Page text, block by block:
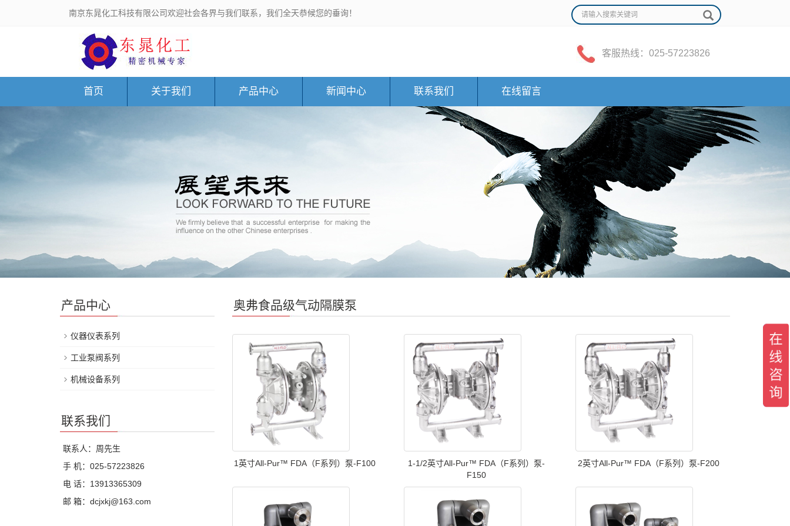
南京东晁化工科技有限公司欢迎社会各界与我们联系，我们全天恭候您的垂询！
客服热线：025-57223826
首页 关于我们 产品中心 新闻中心 联系我们 在线留言
奥弗食品级气动隔膜泵
1英寸All-Pur™️ FDA（F系列）泵-F100
1-1/2英寸All-Pur™️ FDA（F系列）泵-
F150
2英寸All-Pur™️ FDA（F系列）泵-F200
产品中心
仪器仪表系列
工业泵阀系列
机械设备系列
联系我们
联系人：周先生
手 机：025-57223826
电 话：13913365309
邮 箱：dcjxkj@163.com